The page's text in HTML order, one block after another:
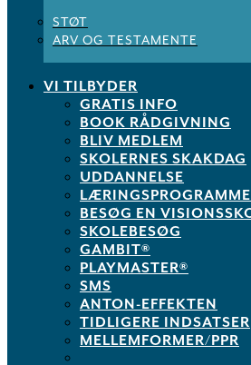
STØT
ARV OG TESTAMENTE
VI TILBYDER
GRATIS INFO
BOOK RÅDGIVNING
BLIV MEDLEM
SKOLERNES SKAKDAG
UDDANNELSE
BESØG EN
SKOLEBESØG
GAMBIT®
PLAYMASTER®
SMS
ANTON-EFFEKTEN
TIDLIGERE INDSATSER
MELLEMFORMER/PPR